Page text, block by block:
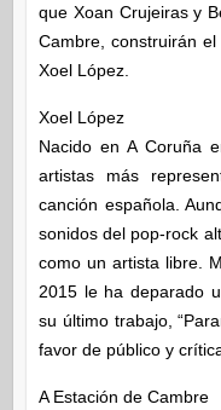
que Xoan Crujeiras y
Cambre, construirán
Xoel López.
Xoel López
Nacido en A Coruña
artistas más
canción española.
sonidos del pop-rock
como un artista libre.
2015 le ha deparado
su último trabajo,
favor de público y
A Estación de Cambre